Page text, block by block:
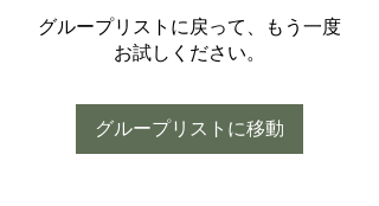
グループリストに戻って、もう一度
お試しください。
グループリストに移動